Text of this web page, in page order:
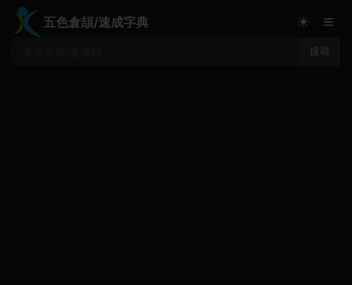
五色倉頡/速成字典
搜尋
☀ ≡